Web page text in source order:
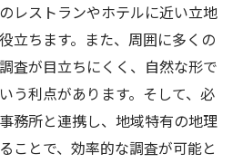
レストランやホテルに近い立地
立ちます。また、周囲に多くの
査が目立ちにくく、自然な形で
う利点があります。そして、必
務所と連携し、地域特有の地理
ことで、効率的な調査が可能と